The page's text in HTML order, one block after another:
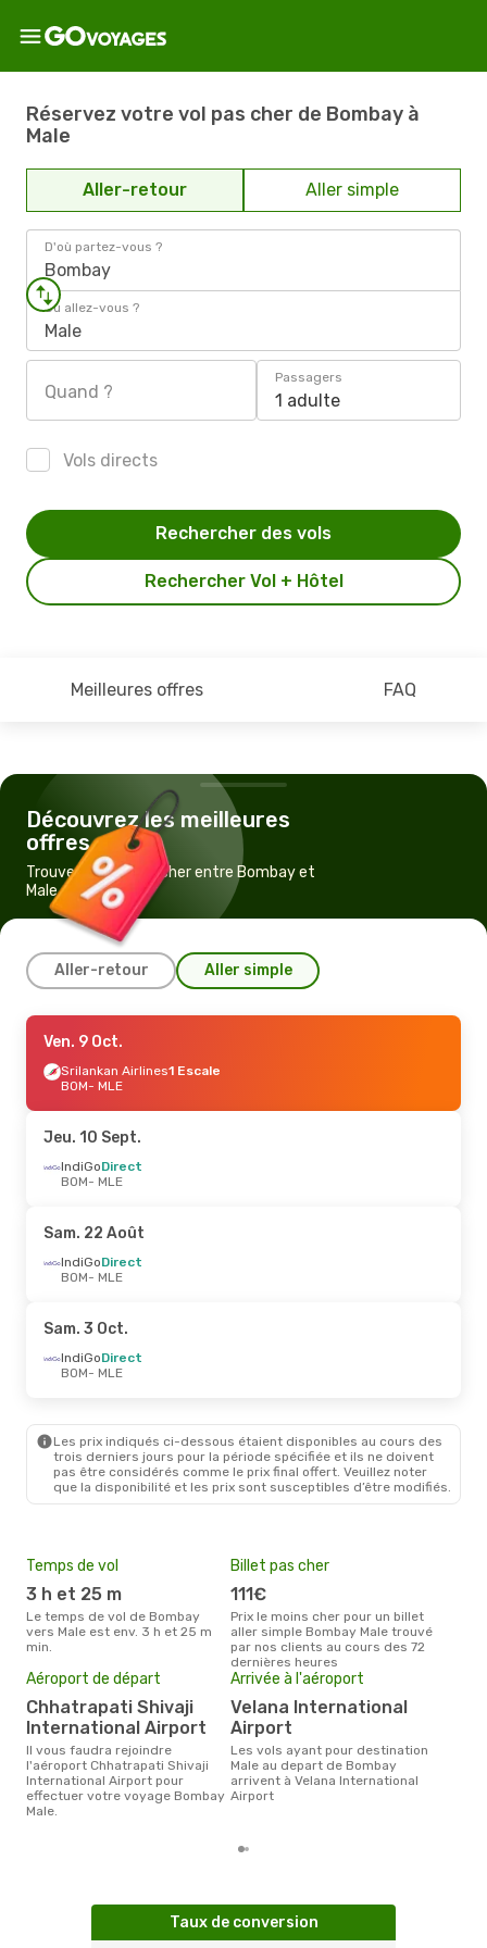
Réservez votre vol pas cher de Bombay à
Male
Aller-retour Aller simple
D'où partez-vous ?
Bombay
Où allez-vous ?
Male
Quand ?
Passagers
1 adulte
Vols directs
Rechercher Vol + Hôtel
Rechercher des vols
Meilleures offres FAQ
Découvrez les meilleures
offres
Trouvez un vol pas cher entre Bombay et
Male
Aller-retour Aller simple
Mer. 2 Sept.
Air India1 Escale
BOM- MLE
MLE- BOM
Sam. 26 Sept.
Air India1 Escale
MLE- BOM
IndiGoDirect
BOM- MLE
Air India1 Escale
MLE- BOM
Lun. 14 Sept.- Ven. 18 Sept.
IndiGoDirect
BOM- MLE
Air India1 Escale
MLE- BOM
Ven. 9 Oct.
Srilankan Airlines1 Escale
BOM- MLE
Jeu. 10 Sept.
IndiGoDirect
BOM- MLE
Sam. 22 Août
IndiGoDirect
BOM- MLE
Sam. 3 Oct.
IndiGoDirect
BOM- MLE
Les prix indiqués ci-dessous étaient disponibles au cours des
trois derniers jours pour la période spécifiée et ils ne doivent
pas être considérés comme le prix final offert. Veuillez noter
que la disponibilité et les prix sont susceptibles d’être modifiés.
Temps de vol
3 h et 25 m
Le temps de vol de Bombay
vers Male est env. 3 h et 25 m
min.
Billet pas cher
111€
Prix le moins cher pour un billet
aller simple Bombay Male trouvé
par nos clients au cours des 72
dernières heures
Aéroport de départ
Chhatrapati Shivaji
International Airport
Il vous faudra rejoindre
l'aéroport Chhatrapati Shivaji
International Airport pour
effectuer votre voyage Bombay
Male.
Arrivée à l'aéroport
Velana International
Airport
Les vols ayant pour destination
Male au depart de Bombay
arrivent à Velana International
Airport
Taux de conversion